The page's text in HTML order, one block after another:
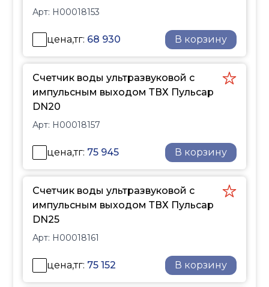
предприятиях и
коммерческих объектах.
Арт: Н00018153
цена,тг: 68 930 В корзину
Счетчик воды ультразвуковой с
импульсным выходом ТВХ Пульсар
DN20
Арт: Н00018157
цена,тг: 75 945 В корзину
Счетчик воды ультразвуковой с
импульсным выходом ТВХ Пульсар
DN25
Арт: Н00018161
цена,тг: 75 152 В корзину